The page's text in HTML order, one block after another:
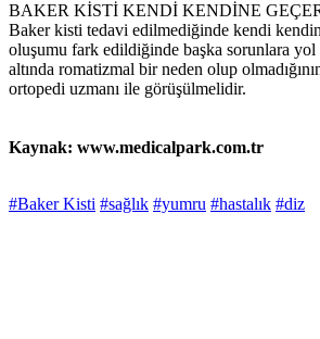
BAKER KİSTİ KENDİ KENDİNE
Baker kisti tedavi edilmediğinde kendi
oluşumu fark edildiğinde başka sorunlara yol
altında romatizmal bir neden olup
ortopedi uzmanı ile görüşülmelidir.
Kaynak: www.medicalpark.com.tr
#Baker Kisti #sağlık #yumru #hastalık #diz